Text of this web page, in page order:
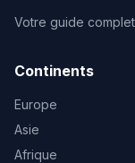
Votre guide
Continents
Europe
Asie
Afrique